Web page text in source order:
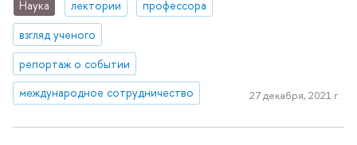
Наука лектории
профессора
взгляд ученого
репортаж о событии
международное сотрудничество
27 декабря, 2021 г.